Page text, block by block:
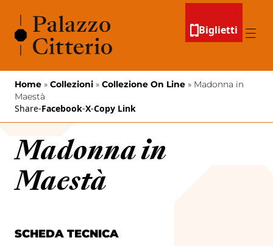
Biglietti
Menu
Home » Collezioni » Collezione On Line » Madonna in
Maestà
Share-Facebook-X-Copy Link
Madonna in
Maestà
SCHEDA TECNICA